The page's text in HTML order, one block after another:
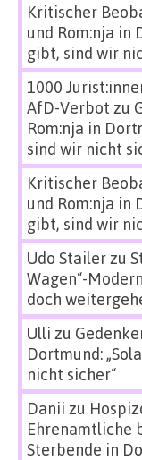
Kritischer
und Rom:nja in
gibt, sind wir
1000
AfD-Verbot zu
Rom:nja in
sind wir nicht
Kritischer
und Rom:nja in
gibt, sind wir
Udo Stailerzu
Wagen“-
doch
Ulli zu
Dortmund:
nicht sicher“
Danii zu
Ehrenamtliche
Sterbende in